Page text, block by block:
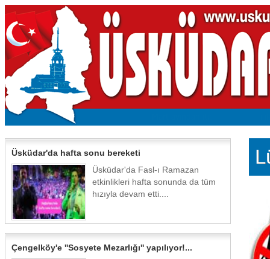
Üsküdar'da hafta sonu bereketi
Üsküdar'da Fasl-ı Ramazan
etkinlikleri hafta sonunda da tüm
hızıyla devam etti....
Çengelköy'e ''Sosyete Mezarlığı'' yapılıyor!...